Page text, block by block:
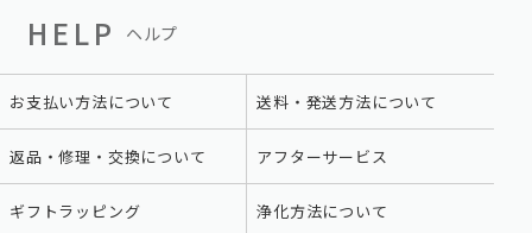
HELP ヘルプ
お支払い方法について 送料・発送方法について
返品・修理・交換について アフターサービス
ギフトラッピング 浄化方法について